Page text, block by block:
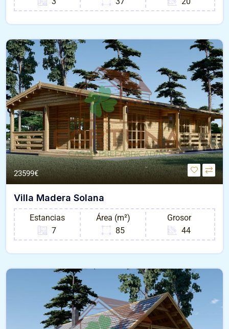
23599€
Villa Madera Solana
Estancias
7
Área (m²)
85
Grosor
44